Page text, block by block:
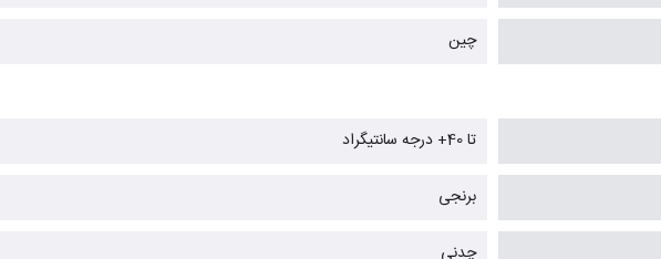
چین
تا 40+ درجه سانتیگراد
برنجی